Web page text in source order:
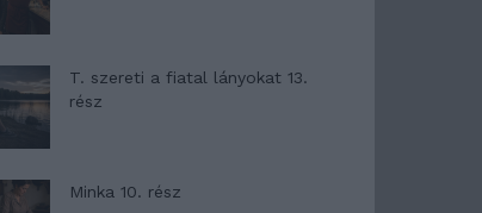
T. szereti a fiatal lányokat 13.
rész
Minka 10. rész